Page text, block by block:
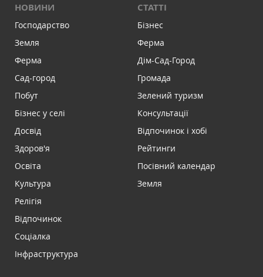
НОВИНИ
Господарство
Земля
Ферма
Сад-город
Побут
Бізнес у селі
Досвід
Здоров'я
Освіта
Культура
Релігія
Відпочинок
Соціалка
Інфраструктура
СТАТТІ
Бізнес
Ферма
Дім-Сад-Город
Громада
Зелений туризм
Консультації
Відпочинок і хобі
Рейтинги
Посівний календар
Земля